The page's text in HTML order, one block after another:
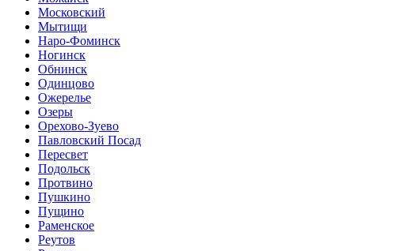
Московский
Мытищи
Наро-Фоминск
Ногинск
Обнинск
Одинцово
Ожерелье
Озеры
Орехово-Зуево
Павловский Посад
Пересвет
Подольск
Протвино
Пушкино
Пущино
Раменское
Реутов